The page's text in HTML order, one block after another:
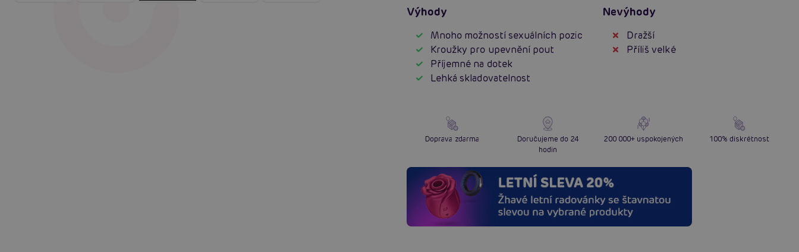
Výhody
Mnoho možností sexuálních pozic
Kroužky pro upevnění pout
Příjemné na dotek
Lehká skladovatelnost
Nevýhody
Dražší
Příliš velké
Doprava zdarma
Doručujeme do 24
hodin
200 000+ uspokojených 100% diskrétnost